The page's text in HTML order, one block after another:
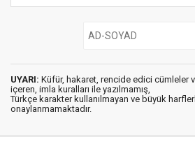
UYARI: Küfür, hakaret, rencide edici cümleler
içeren, imla kuralları ile yazılmamış,
Türkçe karakter kullanılmayan ve büyük
onaylanmamaktadır.